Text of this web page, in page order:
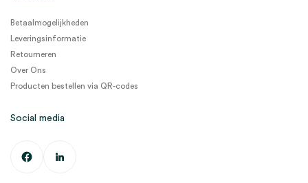
Betaalmogelijkheden
Leveringsinformatie
Retourneren
Over Ons
Producten bestellen via QR-codes
Social media